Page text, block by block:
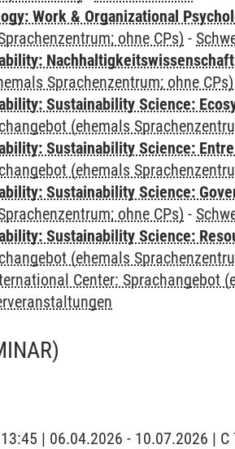
Work & Organizational
ohne CPs) -
Sprachenzentrum; ohne CPs)
Sustainability Science:
(ehemals
Sustainability Science:
(ehemals
Sustainability Science:
ohne CPs) -
Sustainability Science:
(ehemals
Center: Sprachangebot
| 06.04.2026 - 10.07.2026 | C